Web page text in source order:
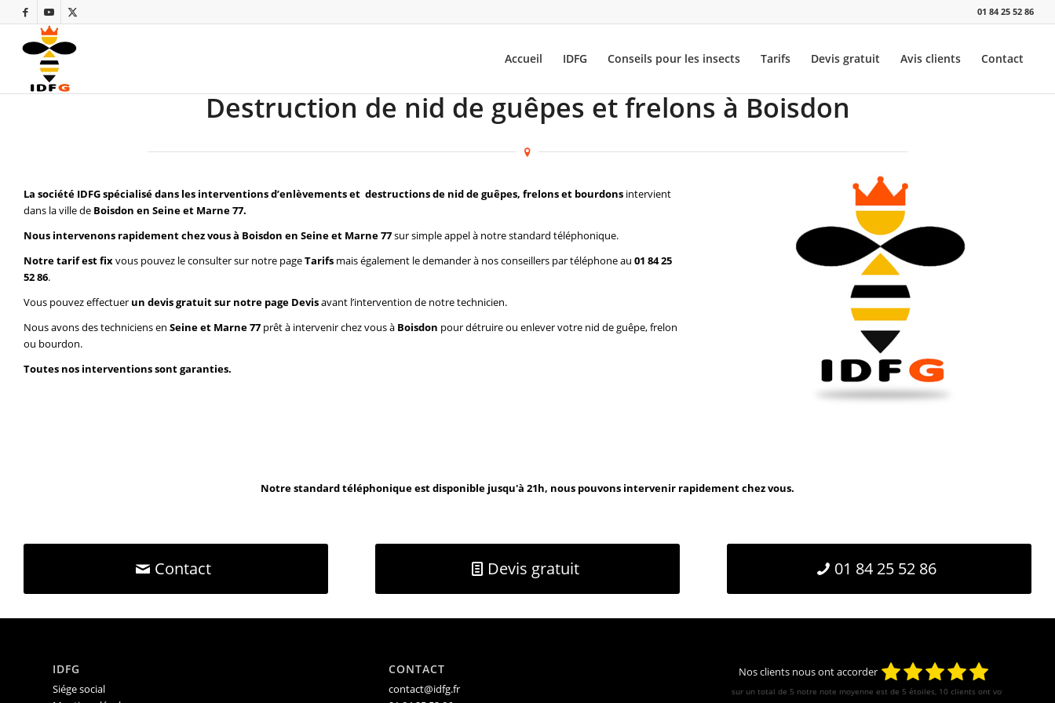
01 84 25 52 86
Accueil IDFG Conseils pour les insects Tarifs Devis gratuit Avis clients Contact
Destruction de nid de guêpes et frelons à Boisdon
La société IDFG spécialisé dans les interventions d’enlèvements et destructions de nid de guêpes, frelons et bourdons intervient
dans la ville de Boisdon en Seine et Marne 77.
Nous intervenons rapidement chez vous à Boisdon en Seine et Marne 77sur simple appel à notre standard téléphonique.
Notre tarif est fixvous pouvez le consulter sur notre pageTarifs mais également le demander à nos conseillers par téléphone au 01 84 25
52 86.
Vous pouvez effectuer un devis gratuit sur notre page Devisavant l’intervention de notre technicien.
Nous avons des techniciens en Seine et Marne 77 prêt à intervenir chez vous à Boisdon pour détruire ou enlever votre nid de guêpe, frelon
ou bourdon.
Toutes nos interventions sont garanties.
Notre standard téléphonique est disponible jusqu'à 21h, nous pouvons intervenir rapidement chez vous.
Contact Devis gratuit 01 84 25 52 86
IDFG
Siége social
CONTACT
contact@idfg.fr
Nos clients nous ont accorder
sur un total de 5 notre note moyenne est de 5 étoiles, 10 clients ont votés